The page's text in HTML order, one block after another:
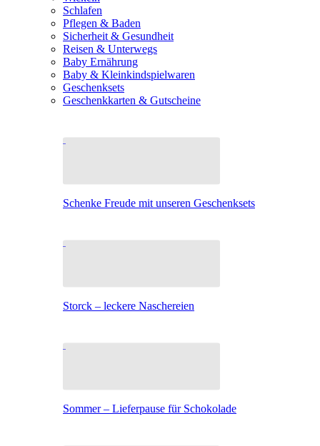
Schlafen
Pflegen & Baden
Sicherheit & Gesundheit
Reisen & Unterwegs
Baby Ernährung
Baby & Kleinkindspielwaren
Geschenksets
Geschenkkarten & Gutscheine
Schenke Freude mit unseren Geschenksets
Storck – leckere Naschereien
Sommer – Lieferpause für Schokolade